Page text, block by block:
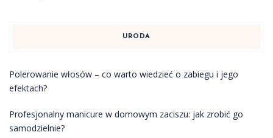
URODA
Polerowanie włosów – co warto wiedzieć o zabiegu i jego
efektach?
Profesjonalny manicure w domowym zaciszu: jak zrobić go
samodzielnie?